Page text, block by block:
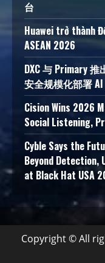
台
Huawei trở thành
ASEAN 2026
DXC 与 Primary
安全规模化部署 AI
Cision Wins 2026
Social Listening,
Cyble Says the
Beyond Detection,
at Black Hat USA
Copyright © All